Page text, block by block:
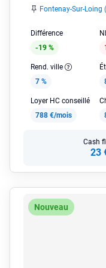
Fontenay-Sur-Loing
Différence
-19 %
Rend. ville
7 %
Loyer HC conseillé
788 €/mois
Cash
23
Nouveau